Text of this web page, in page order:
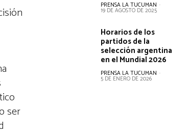
ser
PRENSA LA TUCUMAN -
19 DE AGOSTO DE 2025
Horarios de los
partidos de la
selección argentina
en el Mundial 2026
PRENSA LA TUCUMAN -
5 DE ENERO DE 2026